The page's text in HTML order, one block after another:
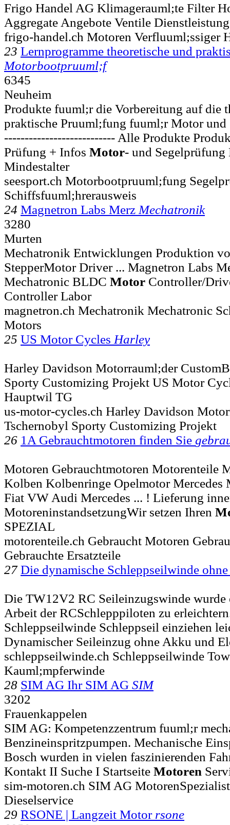
Frigo Handel AG Klimagerauml;te Filter
Aggregate Angebote Ventile
frigo-handel.ch Motoren Verfluuml;ssiger
23 Lernprogramme theoretische und
Motorbootpruuml;f
6345
Neuheim
Produkte fuuml;r die Vorbereitung auf die
praktische Pruuml;fung fuuml;r Motor
--------------------------- Alle Produkte
Prüfung + Infos Motor- und
Mindestalter
seesport.ch Motorbootpruuml;fung
Schiffsfuuml;hrerausweis
24 Magnetron Labs Merz Mechatronik
3280
Murten
Mechatronik Entwicklungen Produktion
StepperMotor Driver ... Magnetron Labs
Mechatronic BLDC Motor Controller/
Controller Labor
magnetron.ch Mechatronik Mechatronic
Motors
25 US Motor Cycles Harley
Harley Davidson Motorrauml;der
Sporty Customizing Projekt US Motor
Hauptwil TG
us-motor-cycles.ch Harley Davidson
Tschernobyl Sporty Customizing Projekt
26 1A Gebrauchtmotoren finden Sie
Motoren Gebrauchtmotoren Motorenteile
Kolben Kolbenringe Opelmotor Mercedes
Fiat VW Audi Mercedes ... ! Lieferung
MotoreninstandsetzungWir setzen Ihren
SPEZIAL
motorenteile.ch Gebraucht Motoren
Gebrauchte Ersatzteile
27 Die dynamische Schleppseilwinde
Die TW12V2 RC Seileinzugswinde
Arbeit der RCSchlepppiloten zu
Schleppseilwinde Schleppseil einziehen
Dynamischer Seileinzug ohne Akku und
schleppseilwinde.ch Schleppseilwinde
Kauml;mpferwinde
28 SIM AG Ihr SIM AG SIM
3202
Frauenkappelen
SIM AG: Kompetenzzentrum fuuml;r
Benzineinspritzpumpen. Mechanische
Bosch wurden in vielen faszinierenden
Kontakt II Suche I Startseite Motoren
sim-motoren.ch SIM AG
Dieselservice
29 RSONE | Langzeit Motor rsone